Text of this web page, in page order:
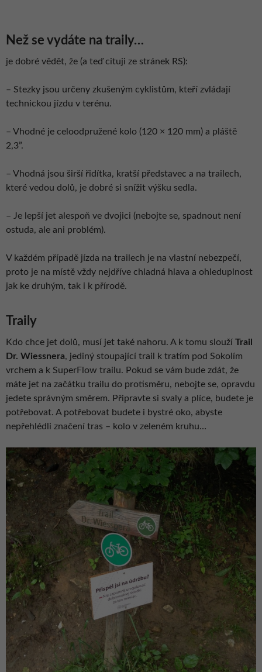
Než se vydáte na traily…
je dobré vědět, že (a teď cituji ze stránek RS):
– Stezky jsou určeny zkušeným cyklistům, kteří zvládají
technickou jízdu v terénu.
– Vhodné je celoodpružené kolo (120 × 120 mm) a pláště
2,3”.
– Vhodná jsou širší řidítka, kratší představec a na trailech,
které vedou dolů, je dobré si snížit výšku sedla.
– Je lepší jet alespoň ve dvojici (nebojte se, spadnout není
ostuda, ale ani problém).
V každém případě jízda na trailech je na vlastní nebezpečí,
proto je na místě vždy nejdříve chladná hlava a ohleduplnost
jak ke druhým, tak i k přírodě.
Traily
Kdo chce jet dolů, musí jet také nahoru. A k tomu slouží Trail
Dr. Wiessnera, jediný stoupající trail k tratím pod Sokolím
vrchem a k SuperFlow trailu. Pokud se vám bude zdát, že
máte jet na začátku trailu do protisměru, nebojte se, opravdu
jedete správným směrem. Připravte si svaly a plíce, budete je
potřebovat. A potřebovat budete i bystré oko, abyste
nepřehlédli značení tras – kolo v zeleném kruhu…